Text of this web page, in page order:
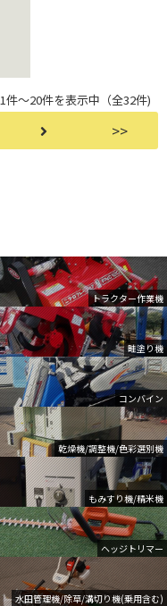
トラクター作業機
畦塗り機
コンバイン
乾燥機/調整機/色彩選別機
もみすり機/精米機
ヘッジトリマー
水田管理機/除草/溝切り機(乗用含む)
1件～20件を表示中（全32件)
>>